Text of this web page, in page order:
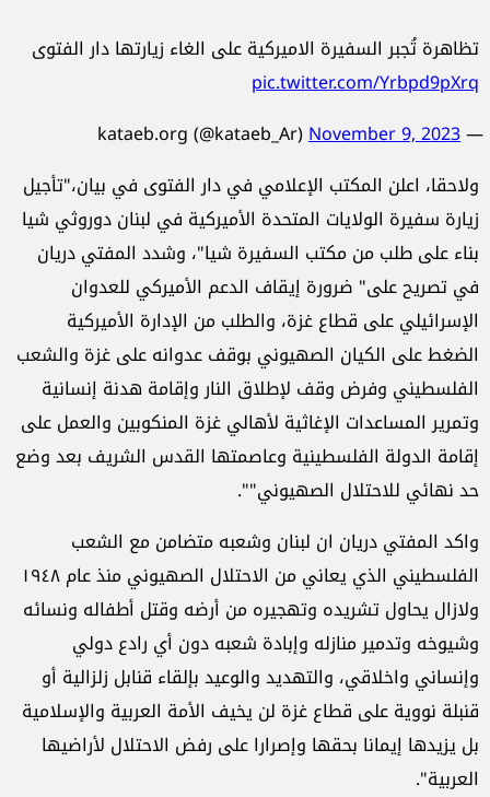
تظاهرة تُجبر السفيرة الاميركية على الغاء زيارتها دار الفتوى
pic.twitter.com/Yrbpd9pXrq
— kataeb.org (@kataeb_Ar)
November 9, 2023
ولاحقا، اعلن المكتب الإعلامي في دار الفتوى في بيان،"تأجيل
زيارة سفيرة الولايات المتحدة الأميركية في لبنان دوروثي شيا
بناء على طلب من مكتب السفيرة شيا"، وشدد المفتي دريان
في تصريح على" ضرورة إيقاف الدعم الأميركي للعدوان
الإسرائيلي على قطاع غزة، والطلب من الإدارة الأميركية
الضغط على الكيان الصهيوني بوقف عدوانه على غزة والشعب
الفلسطيني وفرض وقف لإطلاق النار وإقامة هدنة إنسانية
وتمرير المساعدات الإغاثية لأهالي غزة المنكوبين والعمل على
إقامة الدولة الفلسطينية وعاصمتها القدس الشريف بعد وضع
حد نهائي للاحتلال الصهيوني"".
واكد المفتي دريان ان لبنان وشعبه متضامن مع الشعب
الفلسطيني الذي يعاني من الاحتلال الصهيوني منذ عام ١٩٤٨
ولازال يحاول تشريده وتهجيره من أرضه وقتل أطفاله ونسائه
وشيوخه وتدمير منازله وإبادة شعبه دون أي رادع دولي
وإنساني واخلاقي، والتهديد والوعيد بإلقاء قنابل زلزالية أو
قنبلة نووية على قطاع غزة لن يخيف الأمة العربية والإسلامية
بل يزيدها إيمانا بحقها وإصرارا على رفض الاحتلال لأراضيها
العربية".